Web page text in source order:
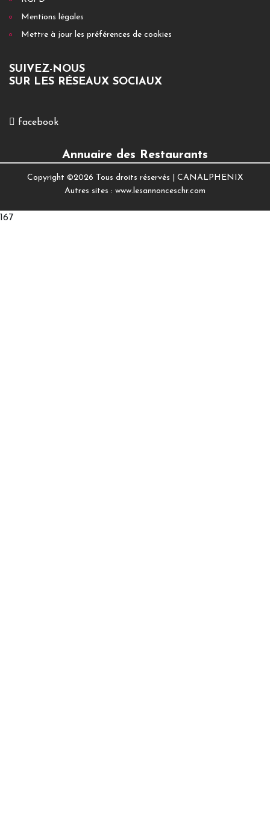
Mentions légales
Mettre à jour les préférences de cookies
SUIVEZ-NOUS
SUR LES RÉSEAUX SOCIAUX
facebook
Annuaire des Restaurants
Copyright ©2026 Tous droits réservés | CANALPHENIX
Autres sites : www.lesannonceschr.com
167